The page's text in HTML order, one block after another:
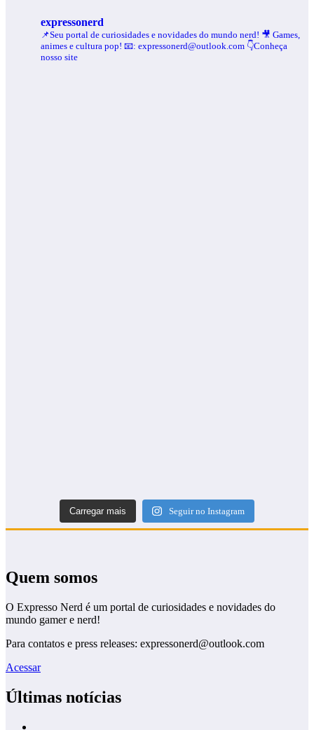
expressonerd
📌Seu portal de curiosidades e novidades do mundo nerd! 🎥 Games,
animes e cultura pop! 📧: expressonerd@outlook.com 👇Conheça
nosso site
Carregar mais Seguir no Instagram
Quem somos
O Expresso Nerd é um portal de curiosidades e novidades do
mundo gamer e nerd!
Para contatos e press releases: expressonerd@outlook.com
Acessar
Últimas notícias